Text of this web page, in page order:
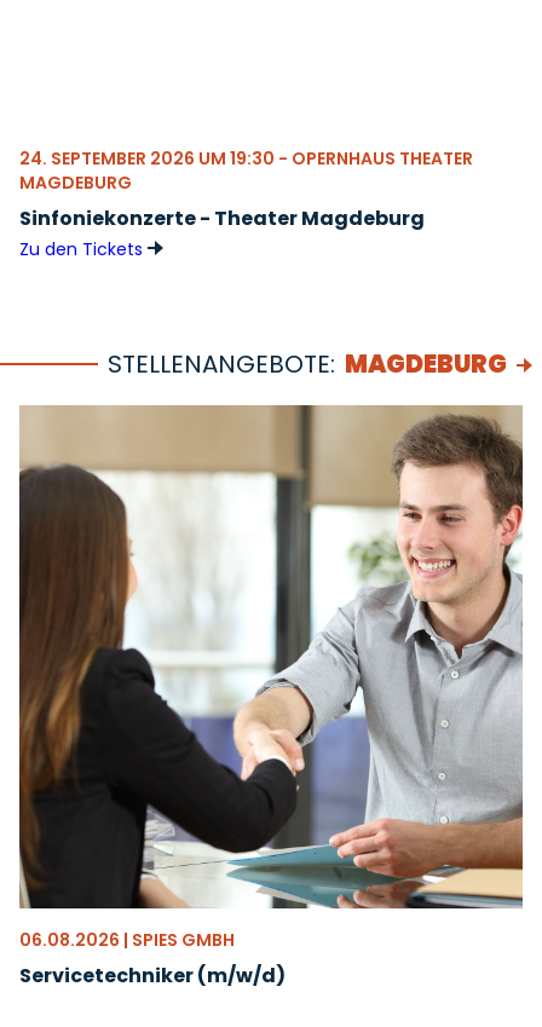
24. SEPTEMBER 2026 UM 19:30 - OPERNHAUS THEATER
MAGDEBURG
Sinfoniekonzerte - Theater Magdeburg
Zu den Tickets
STELLENANGEBOTE: MAGDEBURG
06.08.2026 | SPIES GMBH
Servicetechniker (m/w/d)